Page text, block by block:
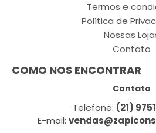
Termos e
Política de
Nossas
Contato
COMO NOS ENCONTRAR
Contato
Telefone: (21)
E-mail: